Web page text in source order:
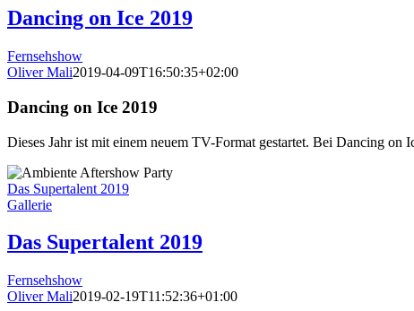
Dancing on Ice 2019
Fernsehshow
Oliver Mali2019-04-09T16:50:35+02:00
Dancing on Ice 2019
Dieses Jahr ist mit einem neuem TV-Format gestartet. Bei Dancing on
Das Supertalent 2019
Gallerie
Das Supertalent 2019
Fernsehshow
Oliver Mali2019-02-19T11:52:36+01:00